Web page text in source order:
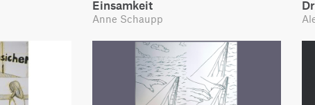
Einsamkeit
Anne Schaupp